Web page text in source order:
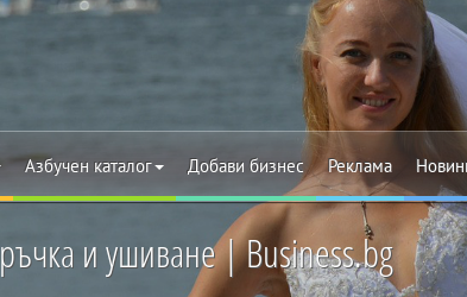
Азбучен каталог Добави бизнес Реклама
и ушиване | Business.bg